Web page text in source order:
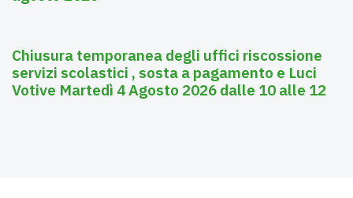
Chiusura temporanea degli uffici riscossione
servizi scolastici , sosta a pagamento e Luci
Votive Martedì 4 Agosto 2026 dalle 10 alle 12